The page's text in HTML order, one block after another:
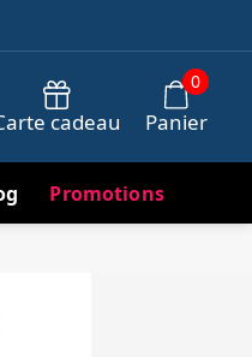
cadeau Panier
0
Promotions